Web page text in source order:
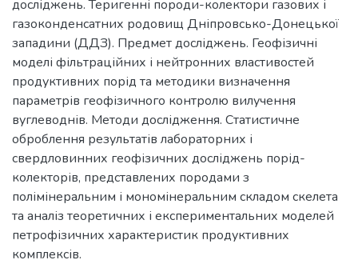
досліджень. Теригенні породи-колектори газових і
газоконденсатних родовищ Дніпровсько-Донецької
западини (ДДЗ). Предмет досліджень. Геофізичні
моделі фільтраційних і нейтронних властивостей
продуктивних порід та методики визначення
параметрів геофізичного контролю вилучення
вуглеводнів. Методи дослідження. Статистичне
оброблення результатів лабораторних і
свердловинних геофізичних досліджень порід-
колекторів, представлених породами з
полімінеральним і мономінеральним складом скелета
та аналіз теоретичних і експериментальних моделей
петрофізичних характеристик продуктивних
комплексів.